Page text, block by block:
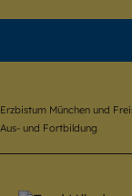
Erzbistum München und
Aus- und Fortbildung